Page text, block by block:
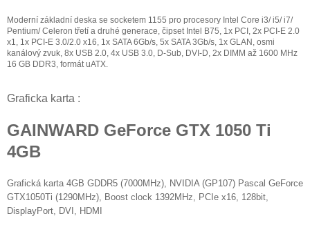
Moderní základní deska se socketem 1155 pro procesory Intel Core i3/ i5/ i7/
Pentium/ Celeron třetí a druhé generace, čipset Intel B75, 1x PCI, 2x PCI-E 2.0
x1, 1x PCI-E 3.0/2.0 x16, 1x SATA 6Gb/s, 5x SATA 3Gb/s, 1x GLAN, osmi
kanálový zvuk, 8x USB 2.0, 4x USB 3.0, D-Sub, DVI-D, 2x DIMM až 1600 MHz
16 GB DDR3, formát uATX.
Graficka karta :
GAINWARD GeForce GTX 1050 Ti
4GB
Grafická karta 4GB GDDR5 (7000MHz), NVIDIA (GP107) Pascal GeForce
GTX1050Ti (1290MHz), Boost clock 1392MHz, PCIe x16, 128bit,
DisplayPort, DVI, HDMI